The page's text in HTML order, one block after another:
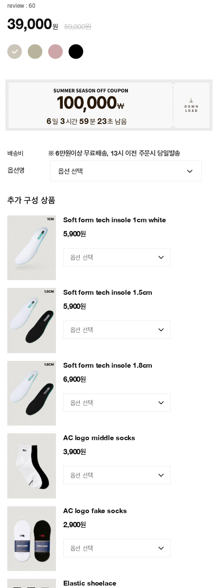
review : 60
39,000원 59,000원
6일 3시간 59분 19초 남음
배송비 ※ 6만원이상 무료배송, 13시 이전 주문시 당일발송
옵션명
추가 구성 상품
Soft form tech insole 1cm white
5,900원
Soft form tech insole 1.5cm
5,900원
Soft form tech insole 1.8cm
6,900원
AC logo middle socks
3,900원
AC logo fake socks
2,900원
Elastic shoelace